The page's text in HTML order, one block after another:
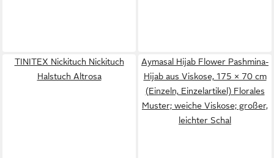
TINITEX Nickituch Nickituch
Halstuch Altrosa
Aymasal Hijab Flower Pashmina-
Hijab aus Viskose, 175 × 70 cm
(Einzeln, Einzelartikel) Florales
Muster; weiche Viskose; großer,
leichter Schal